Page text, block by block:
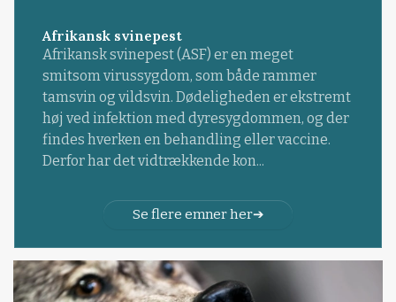
Afrikansk svinepest
Afrikansk svinepest (ASF) er en meget
smitsom virussygdom, som både rammer
tamsvin og vildsvin. Dødeligheden er ekstremt
høj ved infektion med dyresygdommen, og der
findes hverken en behandling eller vaccine.
Derfor har det vidtrækkende kon...
Se flere emner her